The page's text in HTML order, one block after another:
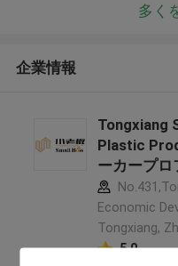
多く
企業情報
Tongxiang
Plastic
ーカープロ
Economic
Tongxiang,
5.0